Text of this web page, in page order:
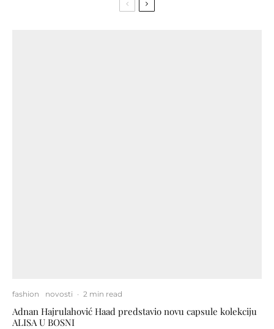
fashion novosti · 2 min read
Adnan Hajrulahović Haad predstavio novu capsule kolekciju
ALISA U BOSNI